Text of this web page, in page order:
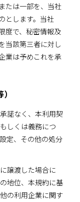
たは一部を、当社
とします。当社
度で、秘密情報及
当該第三者に対し
業は予めこれを承
諾なく、本利用契
しくは義務につ
定、その他の処分
譲渡した場合に
地位、本規約に基
の利用企業に関す